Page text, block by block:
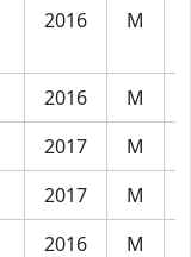
2016 M
2016 M
2017 M
2017 M
2016 M